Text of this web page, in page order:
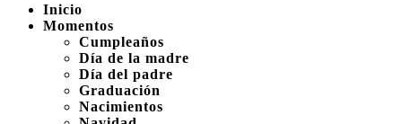
Inicio
Momentos
Cumpleaños
Día de la madre
Día del padre
Graduación
Nacimientos